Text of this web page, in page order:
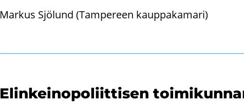
Mar­kus Sjö­lund (Tam­pe­reen kaup­pa­ka­ma­ri)
Elin­kei­no­po­liit­ti­sen